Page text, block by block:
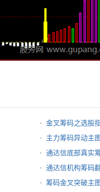
金叉筹码之选股
主力筹码异动主
通达信底部真实
通达信机构筹码
筹码金叉突破主